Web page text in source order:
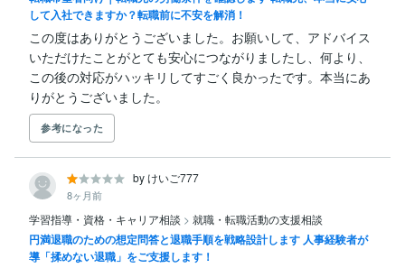
して入社できますか？転職前に不安を解消！
この度はありがとうございました。お願いして、アドバイス
いただけたことがとても安心につながりましたし、何より、
この後の対応がハッキリしてすごく良かったです。本当にあ
りがとうございました。
参考になった
by けいご777
8ヶ月前
学習指導・資格・キャリア相談 > 就職・転職活動の支援相談
円満退職のための想定問答と退職手順を戦略設計します 人事経験者が
導「揉めない退職」をご支援します！